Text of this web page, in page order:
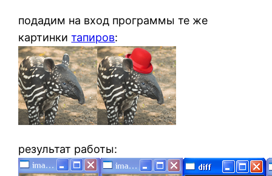
подадим на вход программы те же
картинкитапиров:
результат работы: